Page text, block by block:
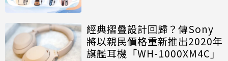
經典摺疊設計回歸？傳Sony
將以親民價格重新推出2020年
旗艦耳機「WH-1000XM4C」